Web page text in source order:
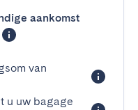
aankomst
van
u uw bagage